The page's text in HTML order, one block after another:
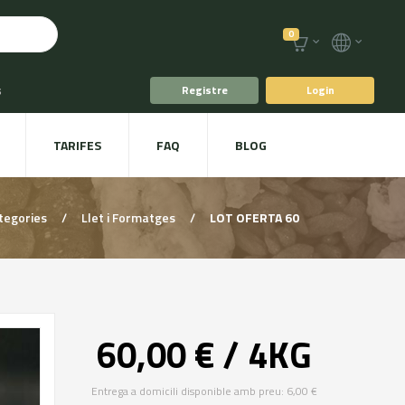
0
i Te
Plat a taula
Registre Login
TARIFES FAQ BLOG
/ Llet i Formatges / LOT OFERTA 60
60,00 € / 4KG
Entrega a domicili disponible amb preu: 6,00 €